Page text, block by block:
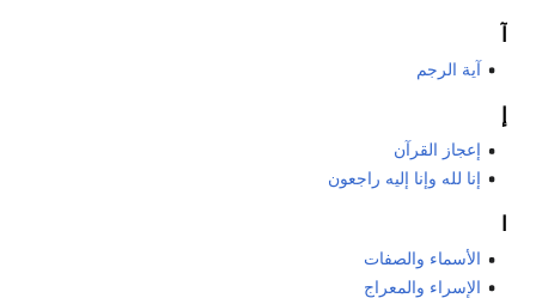
آية الرجم
إ
إعجاز القرآن
إنا لله وإنا إليه راجعون
الأسماء والصفات
الإسراء والمعراج